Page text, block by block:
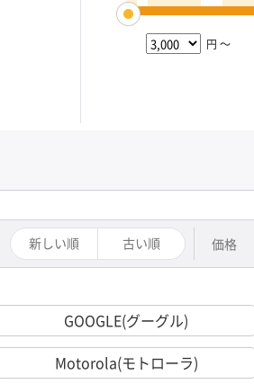
円 ～
新しい順 古い順 価格
GOOGLE(グーグル)
Motorola(モトローラ)